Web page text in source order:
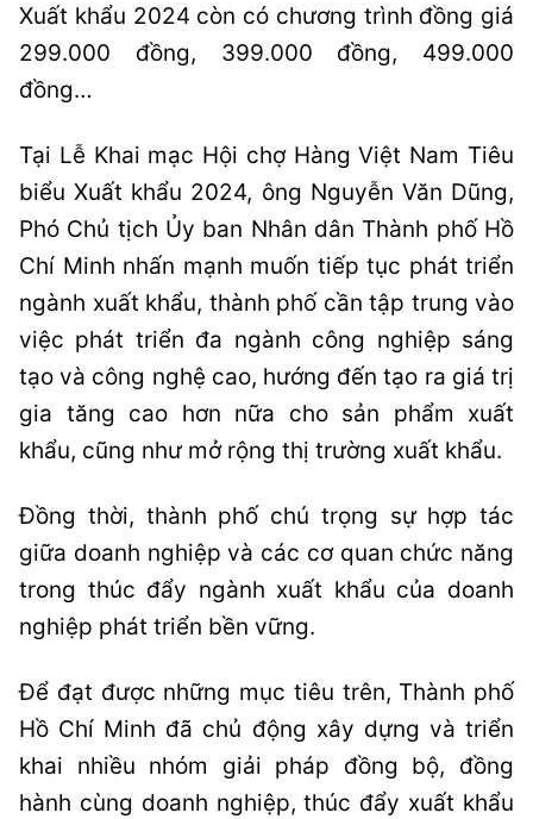
Xuất khẩu 2024 còn có chương trình đồng giá
299.000 đồng, 399.000 đồng, 499.000
đồng…
Tại Lễ Khai mạc Hội chợ Hàng Việt Nam Tiêu
biểu Xuất khẩu 2024, ông Nguyễn Văn Dũng,
Phó Chủ tịch Ủy ban Nhân dân Thành phố Hồ
Chí Minh nhấn mạnh muốn tiếp tục phát triển
ngành xuất khẩu, thành phố cần tập trung vào
việc phát triển đa ngành công nghiệp sáng
tạo và công nghệ cao, hướng đến tạo ra giá trị
gia tăng cao hơn nữa cho sản phẩm xuất
khẩu, cũng như mở rộng thị trường xuất khẩu.
Đồng thời, thành phố chú trọng sự hợp tác
giữa doanh nghiệp và các cơ quan chức năng
trong thúc đẩy ngành xuất khẩu của doanh
nghiệp phát triển bền vững.
Để đạt được những mục tiêu trên, Thành phố
Hồ Chí Minh đã chủ động xây dựng và triển
khai nhiều nhóm giải pháp đồng bộ, đồng
hành cùng doanh nghiệp, thúc đẩy xuất khẩu